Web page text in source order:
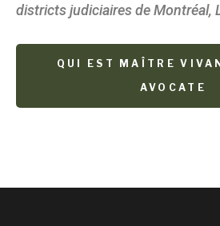
districts judiciaires de Montréal,
QUI EST MAÎTRE
AVOCATE